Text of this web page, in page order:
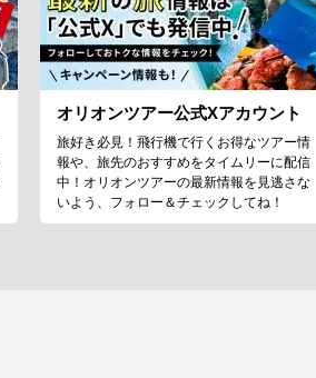
オリオンツアー公式Xアカウント
旅好き必見！飛行機で行くお得なツアー情
報や、旅先のおすすめをタイムリーに配信
中！オリオンツアーの最新情報を見逃さな
いよう、フォロー＆チェックしてね！